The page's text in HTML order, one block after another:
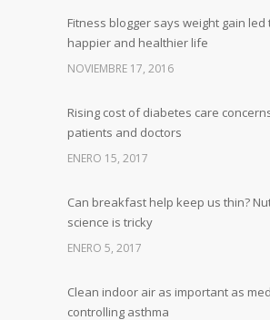
Fitness blogger says weight gain led
happier and healthier life
NOVIEMBRE 17, 2016
Rising cost of diabetes care
patients and doctors
ENERO 15, 2017
Can breakfast help keep us thin?
science is tricky
ENERO 5, 2017
Clean indoor air as important as
controlling asthma